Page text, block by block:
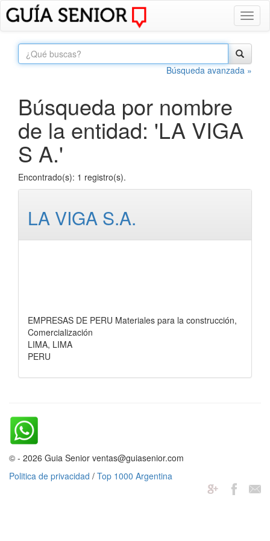
Búsqueda avanzada »
Búsqueda por nombre
de la entidad: 'LA VIGA
S A.'
Encontrado(s): 1 registro(s).
LA VIGA S.A.
EMPRESAS DE PERU Materiales para la construcción,
Comercialización
LIMA, LIMA
PERU
© - 2026 Guia Senior ventas@guiasenior.com
Politica de privacidad / Top 1000 Argentina